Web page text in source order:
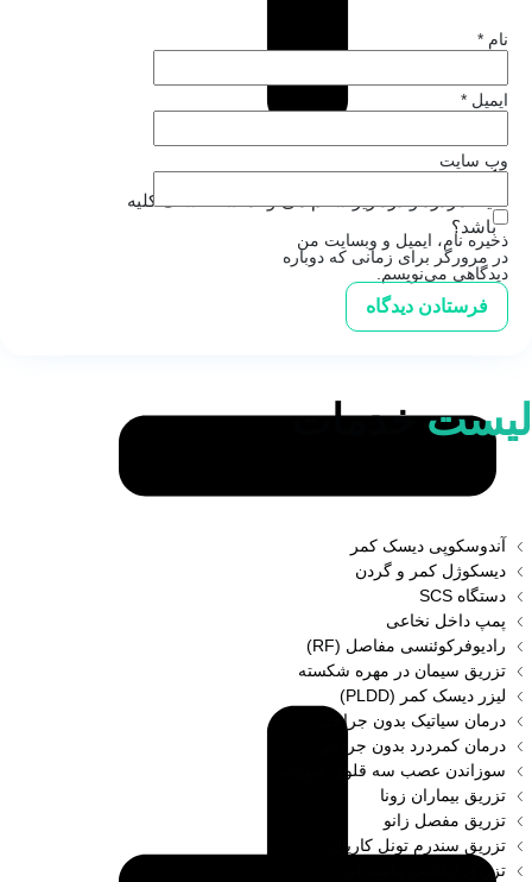
آیا کمردرد و درد زیر شکم می‌تواند نشانه سنگ کلیه
باشد؟
نام *
ایمیل *
وب‌ سایت
ذخیره نام، ایمیل و وبسایت من
در مرورگر برای زمانی که دوباره
دیدگاهی می‌نویسم.
لیست خدمات
آندوسکوپی دیسک کمر
دیسکوژل کمر و گردن
دستگاه SCS
پمپ داخل نخاعی
رادیوفرکوئنسی مفاصل (RF)
تزریق سیمان در مهره شکسته
لیزر دیسک کمر (PLDD)
درمان سیاتیک بدون جراحی
درمان کمردرد بدون جراحی
سوزاندن عصب سه قلوی صورت
تزریق بیماران زونا
تزریق مفصل زانو
تزریق سندرم تونل کارپال
تزریق انگشت ماشه‌ ای